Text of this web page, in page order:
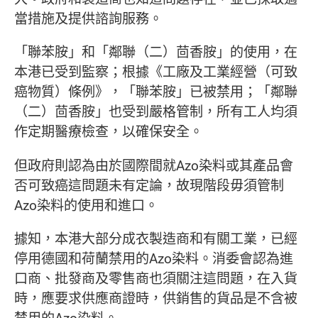
當措施及提供諮詢服務。
「聯苯胺」和「鄰聯（二）茴香胺」的使用，在
本港已受到監察；根據《工廠及工業經營（可致
癌物質）條例》，「聯苯胺」已被禁用；「鄰聯
（二）茴香胺」也受到嚴格管制，所有工人均須
作定期醫療檢查，以確保安全。
但政府則認為由於國際間就Azo染料或其產品會
否可致癌這問題未有定論，故現階段毋須管制
Azo染料的使用和進口。
據知，本港大部分成衣製造商和有關工業，已經
停用德國和荷蘭禁用的Azo染料。消委會認為進
口商、批發商及零售商也須關注這問題，在入貨
時，應要求供應商證時，供銷售的貨品是不含被